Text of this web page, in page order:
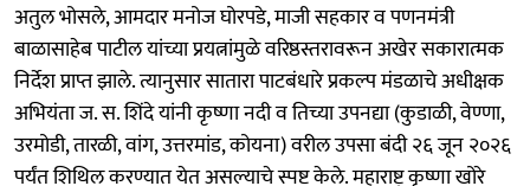
अतुल भोसले, आमदार मनोज घोरपडे, माजी सहकार व पणनमंत्री
बाळासाहेब पाटील यांच्या प्रयत्नांमुळे वरिष्ठस्तरावरून अखेर सकारात्मक
निर्देश प्राप्त झाले. त्यानुसार सातारा पाटबंधारे प्रकल्प मंडळाचे अधीक्षक
अभियंता ज. स. शिंदे यांनी कृष्णा नदी व तिच्या उपनद्या (कुडाळी, वेण्णा,
उरमोडी, तारळी, वांग, उत्तरमांड, कोयना) वरील उपसा बंदी २६ जून २०२६
पर्यंत शिथिल करण्यात येत असल्याचे स्पष्ट केले. महाराष्ट्र कृष्णा खोरे